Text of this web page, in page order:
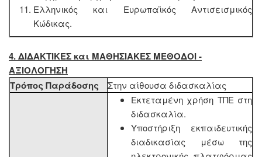
Ελληνικός και Ευρωπαϊκός Αντισεισμικός
Κώδικας.
4. ΔΙΔΑΚΤΙΚΕΣ και ΜΑΘΗΣΙΑΚΕΣ ΜΕΘΟΔΟΙ -
ΑΞΙΟΛΟΓΗΣΗ
Τρόπος Παράδοσης
Στην αίθουσα διδασκαλίας
Εκτεταμένη χρήση ΤΠΕ στη
διδασκαλία.
Υποστήριξη εκπαιδευτικής
διαδικασίας μέσω της